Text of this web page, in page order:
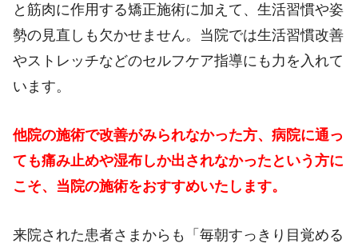
と筋肉に作用する矯正施術に加えて、生活習慣や姿
勢の見直しも欠かせません。当院では生活習慣改善
やストレッチなどのセルフケア指導にも力を入れて
います。
他院の施術で改善がみられなかった方、病院に通っ
ても痛み止めや湿布しか出されなかったという方に
こそ、当院の施術をおすすめいたします。
来院された患者さまからも「毎朝すっきり目覚める